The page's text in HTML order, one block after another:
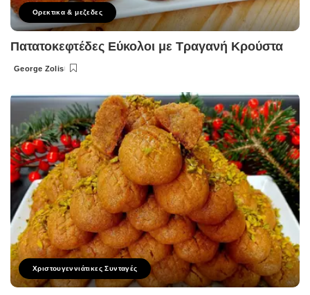
Ορεκτικα & μεζεδες
Πατατοκεφτέδες Εύκολοι με Τραγανή Κρούστα
Posted
George Zolis
Χριστουγεννιάτικες Συνταγές